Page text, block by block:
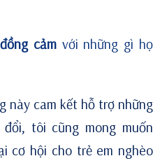
đồng cảmvới những gì họ
này cam kết hỗ trợ những
tôi cũng mong muốn
cơ hội cho trẻ em nghèo